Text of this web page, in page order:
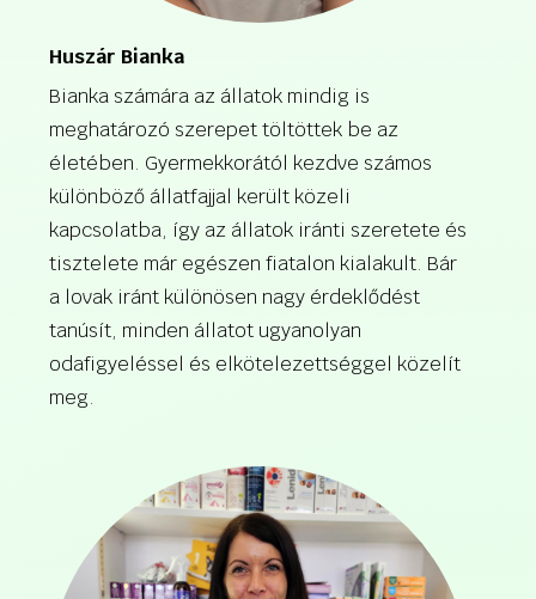
Huszár Bianka
Bianka számára az állatok mindig is
meghatározó szerepet töltöttek be az
életében. Gyermekkorától kezdve számos
különböző állatfajjal került közeli
kapcsolatba, így az állatok iránti szeretete és
tisztelete már egészen fiatalon kialakult. Bár
a lovak iránt különösen nagy érdeklődést
tanúsít, minden állatot ugyanolyan
odafigyeléssel és elkötelezettséggel közelít
meg.